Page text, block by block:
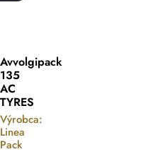
Avvolgipack
135
AC
TYRES
Výrobca:
Linea
Pack